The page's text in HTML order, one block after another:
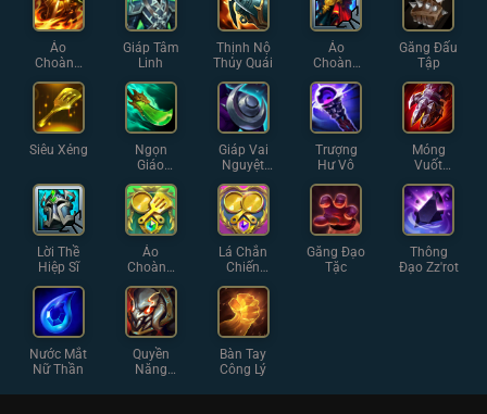
Áo
Choàng
Lửa
Giáp Tâm
Linh
Thịnh Nộ
Thủy Quái
Áo
Choàng
Tĩnh Lặng
Găng Đấu
Tập
Siêu Xẻng
Ngọn
Giáo
Shojin
Giáp Vai
Nguyệt
Thần
Trượng
Hư Vô
Móng
Vuốt
Sterak
Lời Thề
Hiệp Sĩ
Áo
Choàng
Chiến
Thuật
Lá Chắn
Chiến
Thuật
Găng Đạo
Tặc
Thông
Đạo Zz'rot
Nước Mắt
Nữ Thần
Quyền
Năng
Bàn Tay
Công Lý